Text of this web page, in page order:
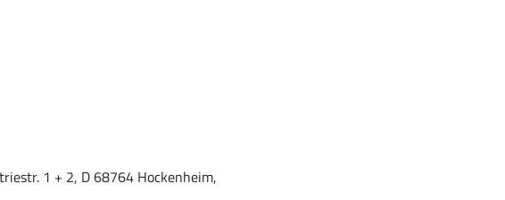
1 + 2, D 68764 Hockenheim,